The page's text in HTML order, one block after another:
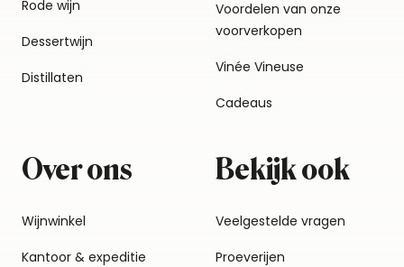
Rode wijn
Dessertwijn
Distillaten
Voordelen van onze
voorverkopen
Vinée Vineuse
Cadeaus
Over ons
Wijnwinkel
Kantoor & expeditie
Bekijk ook
Veelgestelde vragen
Proeverijen